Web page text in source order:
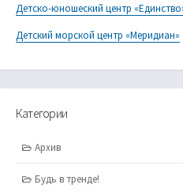
Детско-юношеский центр
Детский морской центр «Меридиан»
Категории
Архив
Будь в тренде!